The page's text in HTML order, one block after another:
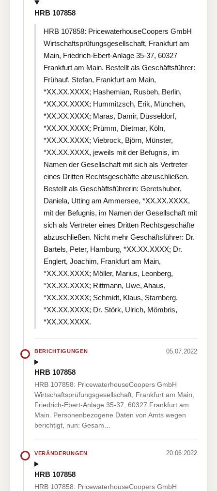
HRB 107858
HRB 107858: PricewaterhouseCoopers GmbH
Wirtschaftsprüfungsgesellschaft, Frankfurt am
Main, Friedrich-Ebert-Anlage 35-37, 60327
Frankfurt am Main. Bestellt als Geschäftsführer:
Frühauf, Stefan, Frankfurt am Main,
*XX.XX.XXXX; Hashemian, Rusbeh, Berlin,
*XX.XX.XXXX; Hummitzsch, Erik, München,
*XX.XX.XXXX; Maras, Damir, Düsseldorf,
*XX.XX.XXXX; Prümm, Dietmar, Köln,
*XX.XX.XXXX; Viebrock, Björn, Münster,
*XX.XX.XXXX, jeweils mit der Befugnis, im
Namen der Gesellschaft mit sich als Vertreter
eines Dritten Rechtsgeschäfte abzuschließen.
Bestellt als Geschäftsführerin: Geretshuber,
Daniela, Utting am Ammersee, *XX.XX.XXXX,
mit der Befugnis, im Namen der Gesellschaft mit
sich als Vertreter eines Dritten Rechtsgeschäfte
abzuschließen. Nicht mehr Geschäftsführer: Dr.
Bartels, Peter, Hamburg, *XX.XX.XXXX; Dr.
Englert, Joachim, Frankfurt am Main,
*XX.XX.XXXX; Möller, Marius, Leonberg,
*XX.XX.XXXX; Rittmann, Uwe, Ahaus,
*XX.XX.XXXX; Schmidt, Klaus, Starnberg,
*XX.XX.XXXX; Dr. Störk, Ulrich, Mömbris,
*XX.XX.XXXX.
BERICHTIGUNGEN 05.07.2022
HRB 107858
HRB 107858: PricewaterhouseCoopers GmbH
Wirtschaftsprüfungsgesellschaft, Frankfurt am Main,
Friedrich-Ebert-Anlage 35-37, 60327 Frankfurt am
Main. Personenbezogene Daten von Amts wegen
berichtigt, nun: Gesam…
VERÄNDERUNGEN 20.06.2022
HRB 107858
HRB 107858: PricewaterhouseCoopers GmbH